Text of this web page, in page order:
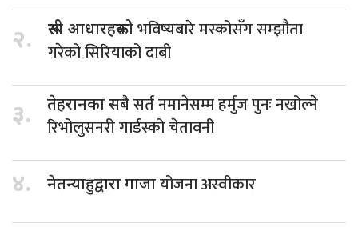
२. रूसी आधारहरूकोभविष्यबारे मस्कोसँग सम्झौता
गरेको सिरियाको दाबी
३. तेहरानका सबैसर्त नमानेसम्म हर्मुज पुनः नखोल्ने
रिभोलुसनरी गार्डस्को चेतावनी
४. नेतन्याहुद्वारा गाजायोजना अस्वीकार